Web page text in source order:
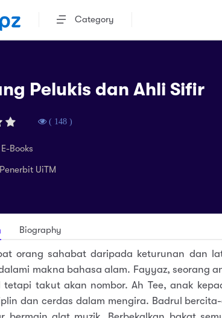
Category
Pelukis dan Ahli Sifir
( 148 )
Books
UiTM
Biography
orang sahabat daripada keturunan dan
makna bahasa alam. Fayyaz, seorang
tetapi takut akan nombor. Ah Tee, anak
dan cerdas dalam mengira. Badrul